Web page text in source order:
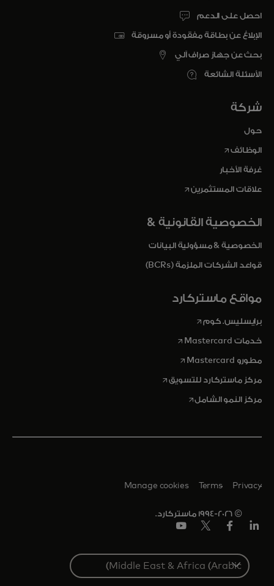
احصل على الدعم
الإبلاغ عن بطاقة مفقودة أو مسروقة
بحث عن جهاز صراف آلي
الأسئلة الشائعة
شركة
حول
الوظائفopens in a new tab
غرفة الأخبار
علاقات المستثمرينopens in a new tab
الخصوصية القانونية &
الخصوصية & مسؤولية البيانات
قواعد الشركات الملزمة (BCRs)
مواقع ماستركارد
برايسليس. كومopens in a new tab
خدمات Mastercard opens in a new tab
مطورو Mastercard opens in a new tab
مركز ماستركارد للتسويقopens in a new tab
مركز النمو الشاملopens in a new tab
© 1994-2026 ماستركارد.
Privacy
Terms
Manage cookies
Select
a
country